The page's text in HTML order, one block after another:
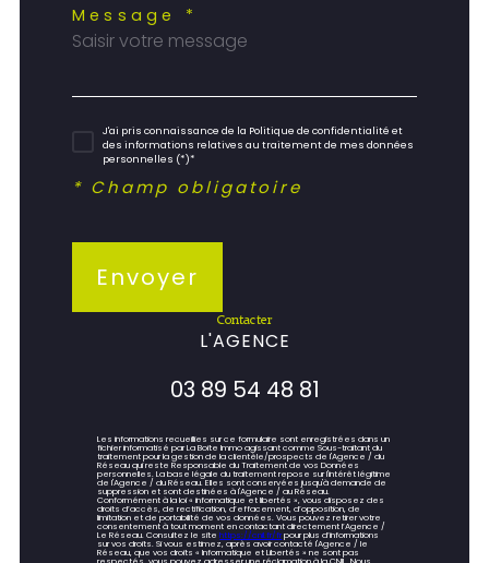
Message *
J'ai pris connaissance de la Politique de confidentialité et
des informations relatives au traitement de mes données
personnelles (*)*
* Champ obligatoire
Envoyer
contacter
L'AGENCE
03 89 54 48 81
Les informations recueillies sur ce formulaire sont enregistrées dans un
fichier informatisé par La Boite Immo agissant comme Sous-traitant du
traitement pour la gestion de la clientèle/prospects de l'Agence / du
Réseau qui reste Responsable du Traitement de vos Données
personnelles. La base légale du traitement repose sur l'intérêt légitime
de l'Agence / du Réseau. Elles sont conservées jusqu'à demande de
suppression et sont destinées à l'Agence / au Réseau.
Conformément à la loi « informatique et libertés », vous disposez des
droits d’accès, de rectification, d’effacement, d’opposition, de
limitation et de portabilité de vos données. Vous pouvez retirer votre
consentement à tout moment en contactant directement l’Agence /
Le Réseau. Consultez le sitehttps://cnil.fr/frpour plus d’informations
sur vos droits. Si vous estimez, après avoir contacté l'Agence / le
Réseau, que vos droits « Informatique et Libertés » ne sont pas